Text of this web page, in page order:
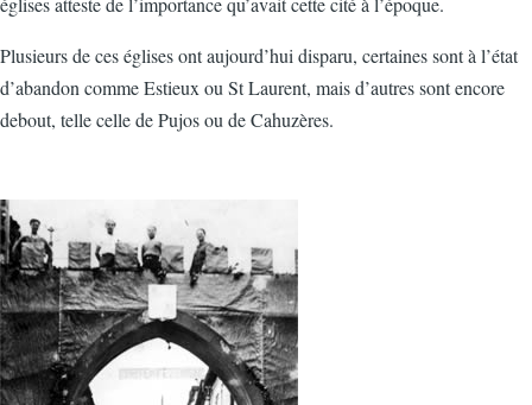
Plusieurs de ces églises ont aujourd’hui disparu, certaines sont à l’état
d’abandon comme Estieux ou St Laurent, mais d’autres sont encore
debout, telle celle de Pujos ou de Cahuzères.